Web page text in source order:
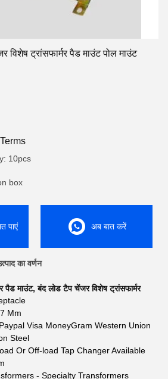
विशेष ट्रांसफार्मर पैड माउंट पोल माउंट
10pcs
box
पाएं अब बात करें
का वर्णन
पैड माउंट,बंद लोड टैप चेंजर विशेष ट्रांसफार्मर
Mm
Visa MoneyGram Western Union
Steel
Or Off-load Tap Changer Available
- Specialty Transformers